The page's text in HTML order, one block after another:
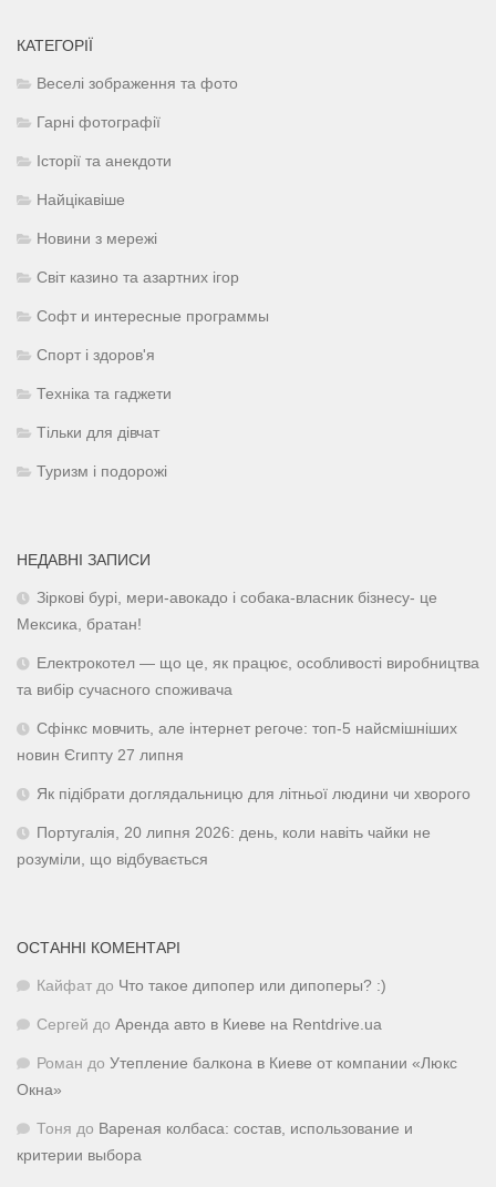
КАТЕГОРІЇ
Веселі зображення та фото
Гарні фотографії
Історії та анекдоти
Найцікавіше
Новини з мережі
Світ казино та азартних ігор
Софт и интересные программы
Спорт і здоров'я
Техніка та гаджети
Тільки для дівчат
Туризм і подорожі
НЕДАВНІ ЗАПИСИ
Зіркові бурі, мери-авокадо і собака-власник бізнесу- це
Мексика, братан!
Електрокотел — що це, як працює, особливості виробництва
та вибір сучасного споживача
Сфінкс мовчить, але інтернет регоче: топ-5 найсмішніших
новин Єгипту 27 липня
Як підібрати доглядальницю для літньої людини чи хворого
Португалія, 20 липня 2026: день, коли навіть чайки не
розуміли, що відбувається
ОСТАННІ КОМЕНТАРІ
Кайфат до Что такое дипопер или дипоперы? :)
Сергей до Аренда авто в Киеве на Rentdrive.ua
Роман до Утепление балкона в Киеве от компании «Люкс
Окна»
Тоня до Вареная колбаса: состав, использование и
критерии выбора